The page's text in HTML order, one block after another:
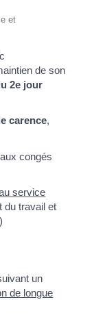
et
de son
2e jour
carence,
congés
service
du travail et
un
de longue